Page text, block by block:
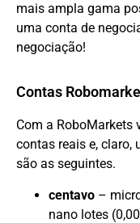
mais ampla gama
uma conta de
negociação!
Contas
Com a RoboMarkets
contas reais e, claro,
são as seguintes.
centavo –
nano lotes